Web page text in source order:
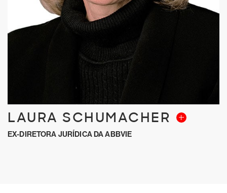
LAURA SCHUMACHER
EX-DIRETORA JURÍDICA DA ABBVIE